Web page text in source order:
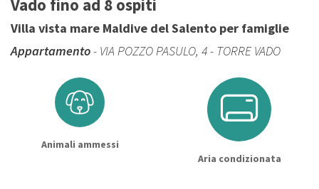
Vado fino ad 8 ospiti
Villa vista mare Maldive del Salento per famiglie
Appartamento- VIA POZZO PASULO, 4 - TORRE VADO
Animali ammessi
Aria condizionata